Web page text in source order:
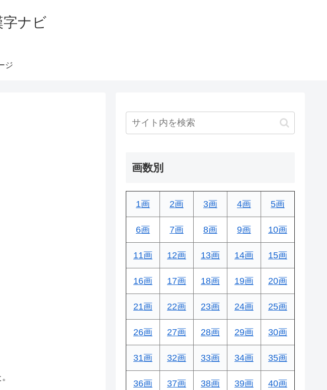
ナビ
ジ
画数別
1画 2画 3画 4画 5画
6画 7画 8画 9画 10画
11画 12画 13画 14画 15画
16画 17画 18画 19画 20画
21画 22画 23画 24画 25画
26画 27画 28画 29画 30画
31画 32画 33画 34画 35画
36画 37画 38画 39画 40画